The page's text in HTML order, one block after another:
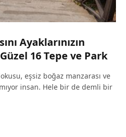
Ayaklarınızın
16 Tepe ve Park
eşsiz boğaz manzarası ve
insan. Hele bir de demli bir